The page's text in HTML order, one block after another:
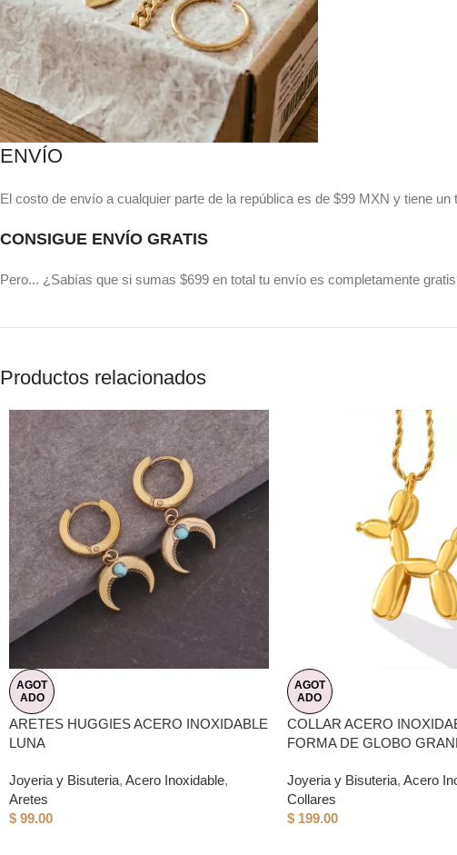
ENVÍO
El costo de envío a cualquier parte de la república es de $99 MXN y tiene
CONSIGUE ENVÍO GRATIS
Pero... ¿Sabías que si sumas $699 en total tu envío es completamente
Productos relacionados
AGOT
ADO
ARETES HUGGIES ACERO INOXIDABLE
LUNA
Joyeria y Bisuteria, Acero Inoxidable,
Aretes
$ 99.00
AGOT
ADO
COLLAR ACERO
FORMA DE GLOBO
Joyeria y Bisuteria, Acero
Collares
$199.00